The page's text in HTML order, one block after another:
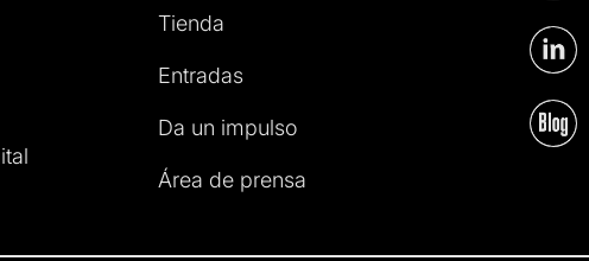
Tienda
Entradas
Da un impulso
Área de prensa